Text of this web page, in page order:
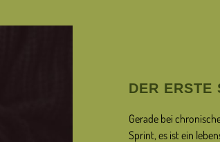
DER ERSTE
Gerade bei
Sprint, es ist ein